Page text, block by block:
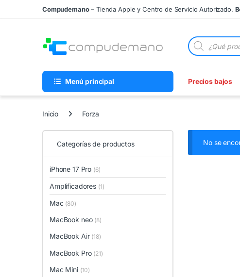
Skip to navigation
Skip to contentCompudemano– Tienda Apple y Centro de Servicio Autorizado.
Búsqueda de
Menú principal Precios bajos
Inicio Forza
No se
Categorías de productos
iPhone 17 Pro (6)
Amplificadores (1)
Mac (80)
MacBook neo (8)
MacBook Air (18)
MacBook Pro (21)
Mac Mini (10)